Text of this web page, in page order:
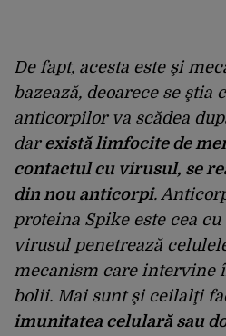
De fapt, acesta este şi
bazează, deoarece se ştia
anticorpilor va scădea
dar există limfocite de
contactul cu virusul, se
din nou anticorpi.
proteina Spike este cea
virusul penetrează
mecanism care intervine
bolii. Mai sunt şi ceilalţi
imunitatea celulară sau